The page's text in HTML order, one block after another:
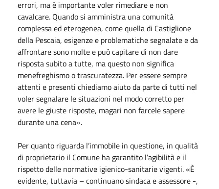
errori, ma è importante voler rimediare e non
cavalcare. Quando si amministra una comunità
complessa ed eterogenea, come quella di Castiglione
della Pescaia, esigenze e problematiche segnalate e da
affrontare sono molte e può capitare di non dare
risposta subito a tutte, ma questo non significa
menefreghismo o trascuratezza. Per essere sempre
attenti e presenti chiediamo aiuto da parte di tutti nel
voler segnalare le situazioni nel modo corretto per
avere le giuste risposte, magari non farcele sapere
durante una cena».
Per quanto riguarda l’immobile in questione, in qualità
di proprietario il Comune ha garantito l’agibilità e il
rispetto delle normative igienico-sanitarie vigenti. «È
evidente, tuttavia – continuano sindaca e assessore -,